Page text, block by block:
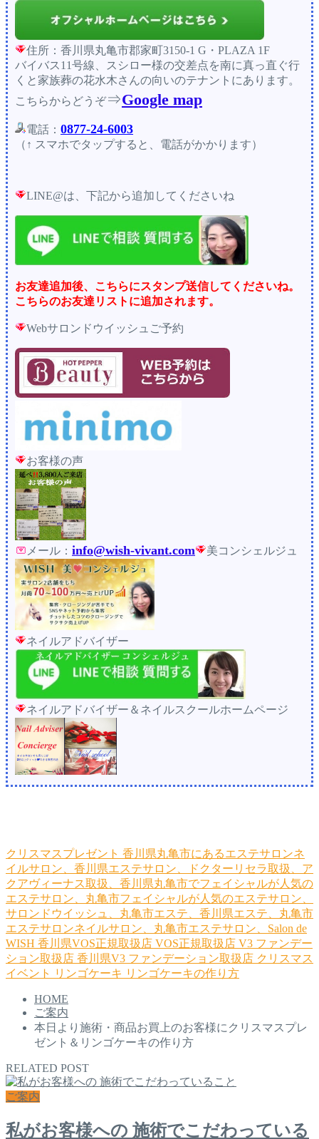
住所：香川県丸亀市郡家町3150-1 G・PLAZA 1F
バイバス11号線、スシロー様の交差点を南に真っ直ぐ行
くと家族葬の花水木さんの向いのテナントにあります。
こちらからどうぞ⇒Google map
電話： 0877-24-6003
（↑ スマホでタップすると、電話がかかります）
LINE@は、下記から追加してくださいね
お友達追加後、こちらにスタンプ送信してくださいね。
こちらのお友達リストに追加されます。
Webサロンドウイッシュご予約
お客様の声
メール： info@wish-vivant.com 美コンシェルジュ
ネイルアドバイザー
ネイルアドバイザー＆ネイルスクールホームページ
クリスマスプレゼント 香川県丸亀市にあるエステサロンネ
イルサロン、香川県エステサロン、ドクターリセラ取扱、ア
クアヴィーナス取扱、香川県丸亀市でフェイシャルが人気の
エステサロン、丸亀市フェイシャルが人気のエステサロン、
サロンドウイッシュ、丸亀市エステ、香川県エステ、丸亀市
エステサロンネイルサロン、丸亀市エステサロン、Salon de
WISH 香川県VOS正規取扱店 VOS正規取扱店 V3 ファンデー
ション取扱店 香川県V3 ファンデーション取扱店 クリスマス
イベント
リンゴケーキ リンゴケーキの作り方
HOME
ご案内
本日より施術・商品お買上のお客様にクリスマスプレ
ゼント＆リンゴケーキの作り方
RELATED POST
ご案内
私がお客様への 施術でこだわっている